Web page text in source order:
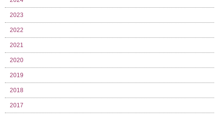
2023
2022
2021
2020
2019
2018
2017